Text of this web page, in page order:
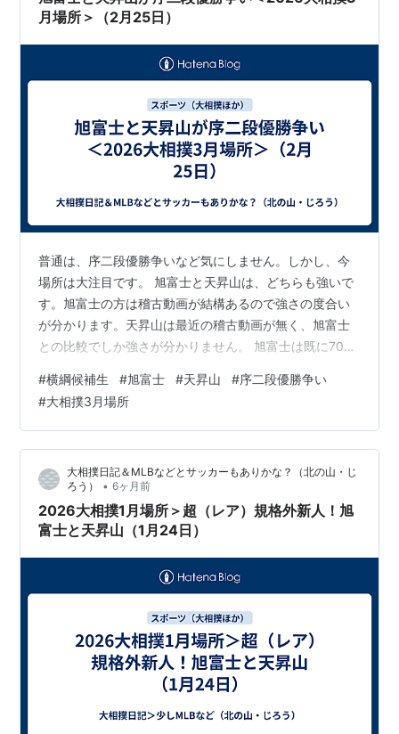
月場所＞（2月25日）
普通は、序二段優勝争いなど気にしません。しかし、今
場所は大注目です。 旭富士と天昇山は、どちらも強いで
す。旭富士の方は稽古動画が結構あるので強さの度合い
が分かります。天昇山は最近の稽古動画が無く、旭富士
との比較でしか強さが分かりません。 旭富士は既に70％
す。やはり伊勢ケ浜部屋で4年以上、練習生として稽古し
て来た旭富士の強さは飛び抜けています。天昇山は旭富
士の背中を追って、これから強くなる力士です。二人の
対戦は、まだ前相撲と序の口での2番しかありません。前
相撲の時は、やや差があるように見えました。1月場所序
の口での対戦は、がっぷり四つになって…
#横綱候補生 #旭富士 #天昇山 #序二段優勝争い
#大相撲3月場所
大相撲日記＆MLBなどとサッカーもありかな？（北の山・じ
ろう）
• 6ヶ月前
2026大相撲1月場所＞超（レア）規格外新人！旭
富士と天昇山（1月24日）